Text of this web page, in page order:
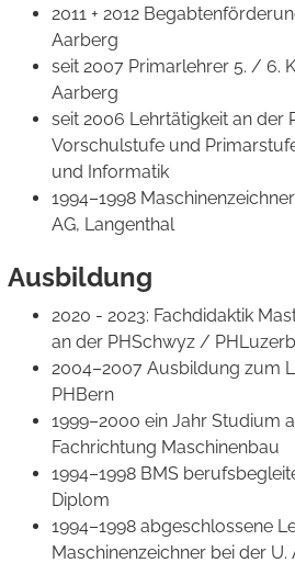
2011 + 2012
Aarberg
seit 2007 Primarlehrer 5. / 6.
Aarberg
seit 2006 Lehrtätigkeit an der
Vorschulstufe und
und Informatik
1994–1998
AG, Langenthal
Ausbildung
2020 - 2023: Fachdidaktik
an der PHSchwyz /
2004–2007 Ausbildung zum
PHBern
1999–2000 ein Jahr Studium
Fachrichtung Maschinenbau
1994–1998 BMS
Diplom
1994–1998 abgeschlossene
Maschinenzeichner bei der U.